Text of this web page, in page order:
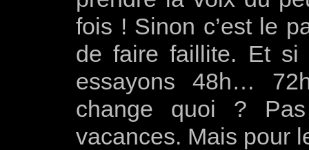
fois ! Sinon c’est le
de faire faillite. Et si
essayons 48h…
change quoi ?
vacances. Mais pour